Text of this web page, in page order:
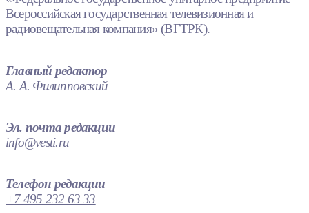
Всероссийская государственная телевизионная и
радиовещательная компания» (ВГТРК).
Главный редактор
А. А. Филипповский
Эл. почта редакции
info@vesti.ru
Телефон редакции
+7 495 232 63 33